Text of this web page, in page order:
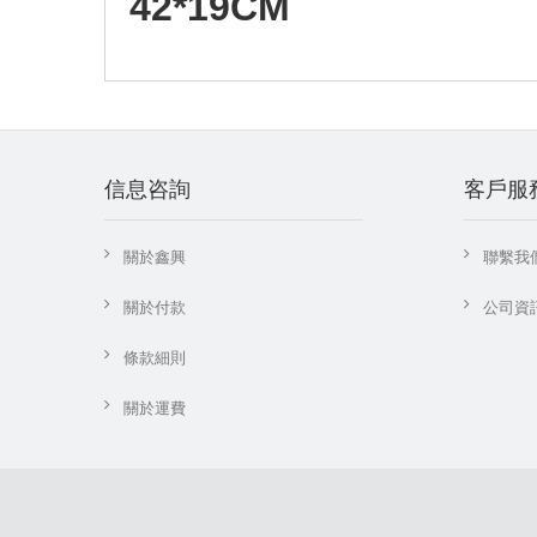
信息咨詢
關於鑫興
關於付款
條款細則
關於運費
客戶服
聯繫我
公司資